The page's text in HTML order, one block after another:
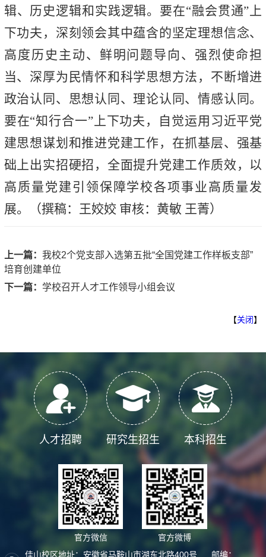
辑、历史逻辑和实践逻辑。要在“融会贯通”上
下功夫，深刻领会其中蕴含的坚定理想信念、
高度历史主动、鲜明问题导向、强烈使命担
当、深厚为民情怀和科学思想方法，不断增进
政治认同、思想认同、理论认同、情感认同。
要在“知行合一”上下功夫，自觉运用习近平党
建思想谋划和推进党建工作，在抓基层、强基
础上出实招硬招，全面提升党建工作质效，以
高质量党建引领保障学校各项事业高质量发
展。（撰稿：王姣姣 审核：黄敏 王菁）
上一篇： 我校2个党支部入选第五批“全国党建工作样板支部”
培育创建单位
下一篇： 学校召开人才工作领导小组会议
【关闭】
本科招生
研究生招生
人才招聘
官方微信
官方微博
佳山校区地址：安徽省马鞍山市湖东北路400号 邮编：